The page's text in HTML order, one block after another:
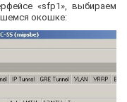
«sfp1», выбираем
окошке: